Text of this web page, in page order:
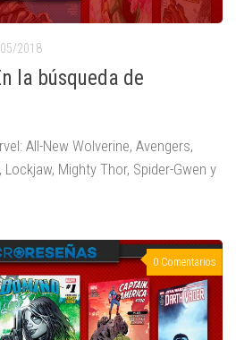
2018
la búsqueda de
All-New Wolverine, Avengers,
Mighty Thor, Spider-Gwen y
0 Comentarios